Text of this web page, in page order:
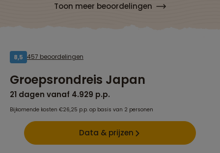
Toon meer beoordelingen
8,5 457 beoordelingen
Groepsrondreis Japan
21 dagen vanaf 4.929 p.p.
Bijkomende kosten €26,25 p.p. op basis van 2 personen
Data & prijzen